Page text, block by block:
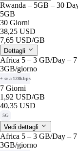
Rwanda – 5GB – 30
5GB
30 Giorni
38,25 USD
7,65 USD/GB
Dettagli
Africa 5 – 3 GB/Day –
3GB/giorno
+ ∞ a 128kbps
7 Giorni
1,92 USD/GB
40,35 USD
5G
Vedi dettagli
Africa 5 – 3 GB/Day –
3GB/giorno